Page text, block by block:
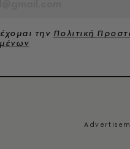
την Πολιτική